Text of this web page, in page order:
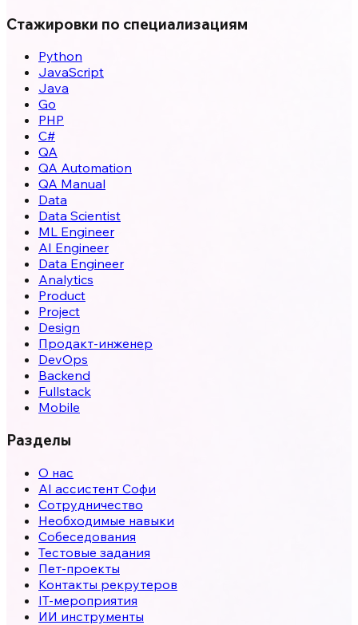
Стажировки по специализациям
Python
JavaScript
Java
Go
PHP
C#
QA
QA Automation
QA Manual
Data
Data Scientist
ML Engineer
AI Engineer
Data Engineer
Analytics
Product
Project
Design
Продакт-инженер
DevOps
Backend
Fullstack
Mobile
Разделы
О нас
AI ассистент Софи
Сотрудничество
Необходимые навыки
Собеседования
Тестовые задания
Пет-проекты
Контакты рекрутеров
IT-мероприятия
ИИ инструменты